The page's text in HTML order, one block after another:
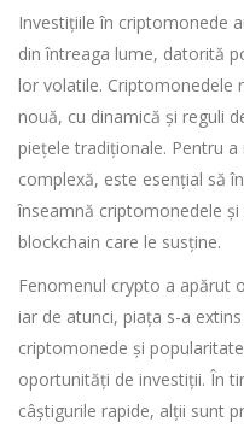
Investițiile în criptomonede
din întreaga lume, datorită
lor volatile. Criptomonedele
nouă, cu dinamică și reguli
piețele tradiționale. Pentru
complexă, este esențial să
înseamnă criptomonedele
blockchain care le susține.
Fenomenul crypto a apărut
iar de atunci, piața s-a
criptomonede și
oportunități de investiții. În
câștigurile rapide, alții sunt